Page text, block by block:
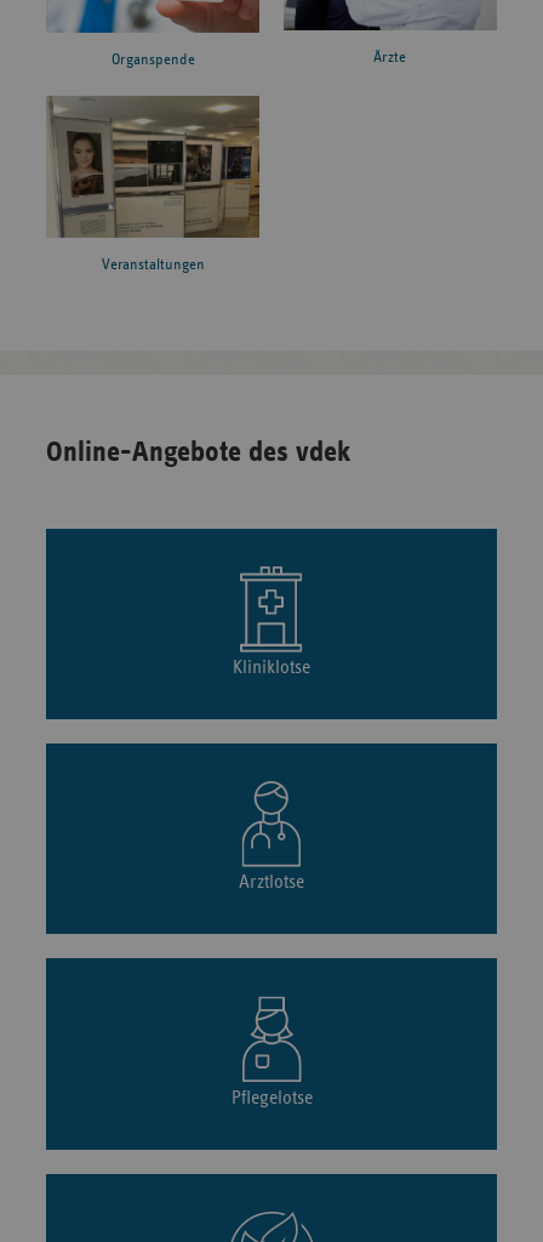
Organspende Ärzte
Veranstaltungen
Online-Angebote des vdek
Kliniklotse
Arztlotse
Pflegelotse